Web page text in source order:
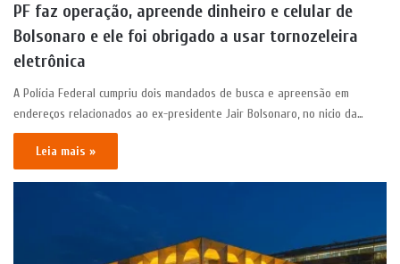
PF faz operação, apreende dinheiro e celular de
Bolsonaro e ele foi obrigado a usar tornozeleira
eletrônica
A Polícia Federal cumpriu dois mandados de busca e apreensão em
endereços relacionados ao ex-presidente Jair Bolsonaro, no nicio da…
Leia mais »